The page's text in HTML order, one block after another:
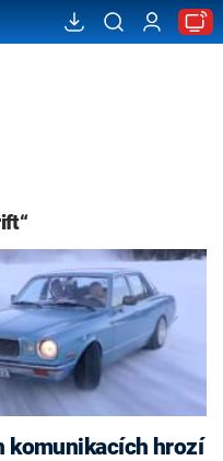
komunikacích hrozí